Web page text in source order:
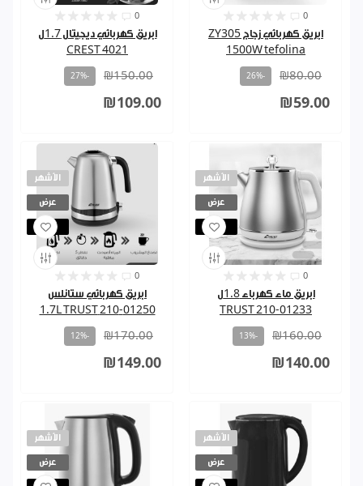
0
ابريق كهربائي ديجيتال 1.7ل
4021 CREST
₪150.00
-27%
₪109.00
0
ابريق كهربائي زجاج ZY305
1500W tefolina
₪80.00
-26%
₪59.00
الأشهر
عرض
مباع
0
ابريق كهربائي ستانلس
01250-210 1.7L TRUST
₪170.00
-12%
₪149.00
الأشهر
عرض
مباع
0
ابريق ماء كهرباء 1.8ل
01233-210 TRUST
₪160.00
-13%
₪140.00
الأشهر
عرض
الأشهر
عرض